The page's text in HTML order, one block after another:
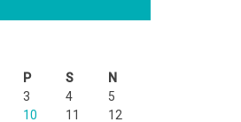
P S
N
3 4
5
10 11
12